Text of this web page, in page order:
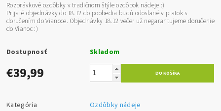
Rozprávkové ozdôbky v tradičnom štýle ozdôbok nádeje :)
Prijaté objednávky do 18.12 do poobedia budú odoslané v piatok s
doručením do Vianoce. Objednávky 18.12 večer už negarantujeme doručenie
do Vianoc :)
Dostupnosť Skladom
€39,99
Kategória
Ozdôbky nádeje